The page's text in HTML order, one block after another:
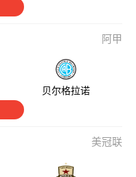
阿甲
贝尔格拉诺
美冠联